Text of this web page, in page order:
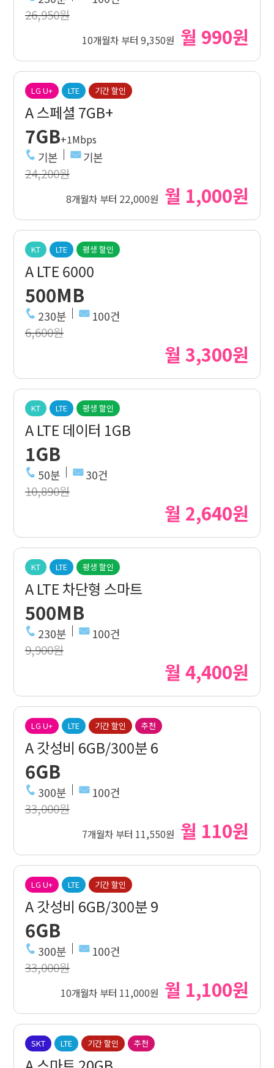
26,950원
10개월차 부터 9,350원 월 990원
LG U+ LTE 기간 할인
A 스페셜 7GB+
7GB+1Mbps
기본 기본
24,200원
8개월차 부터 22,000원 월 1,000원
KT LTE 평생 할인
A LTE 6000
500MB
230분 100건
6,600원
월 3,300원
KT LTE 평생 할인
A LTE 데이터 1GB
1GB
50분 30건
10,890원
월 2,640원
KT LTE 평생 할인
A LTE 차단형 스마트
500MB
230분 100건
9,900원
월 4,400원
LG U+ LTE 기간 할인 추천
A 갓성비 6GB/300분 6
6GB
300분 100건
33,000원
7개월차 부터 11,550원 월 110원
LG U+ LTE 기간 할인
A 갓성비 6GB/300분 9
6GB
300분 100건
33,000원
10개월차 부터 11,000원 월 1,100원
SKT LTE 기간 할인 추천